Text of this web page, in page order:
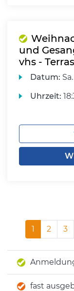
und
vhs -
Datum: Sa.
Uhrzeit:
1 2 3
fast